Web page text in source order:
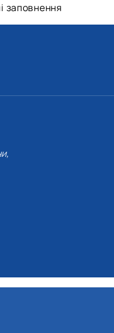
заповнення